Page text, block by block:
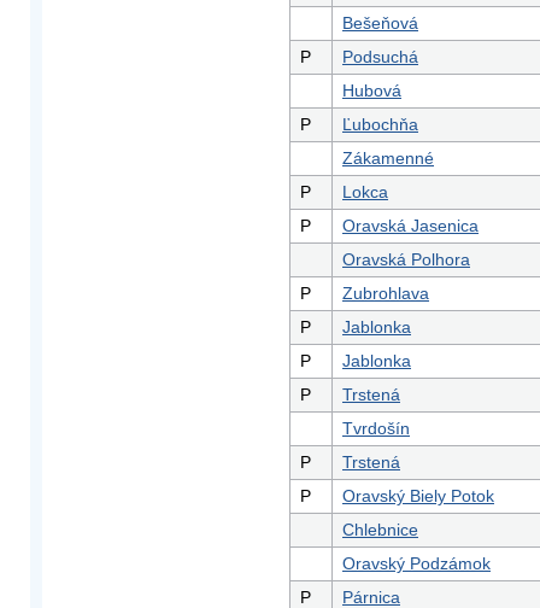
Bešeňová
P
Podsuchá
Hubová
P
Ľubochňa
Zákamenné
P
Lokca
P
Oravská Jasenica
Oravská Polhora
P
Zubrohlava
P
Jablonka
P
Jablonka
P
Trstená
Tvrdošín
P
Trstená
P
Oravský Biely Potok
Chlebnice
Oravský Podzámok
P
Párnica